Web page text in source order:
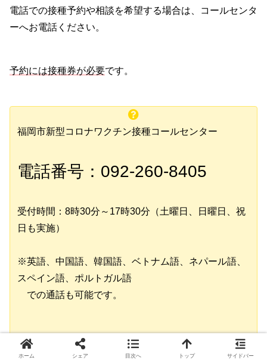
電話での接種予約や相談を希望する場合は、コールセンタ
ーへお電話ください。
予約には接種券が必要です。
福岡市新型コロナワクチン接種コールセンター
電話番号：092-260-8405
受付時間：8時30分～17時30分（土曜日、日曜日、祝
日も実施）
※英語、中国語、韓国語、ベトナム語、ネパール語、
スペイン語、ポルトガル語
での通話も可能です。
FAX番号：092-260-8406
ホーム シェア 目次へ トップ サイドバー